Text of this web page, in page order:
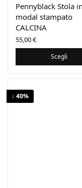
Pennyblack Stola in
modal stampato
CALCINA
55,00€
Scegli
↓ 40%